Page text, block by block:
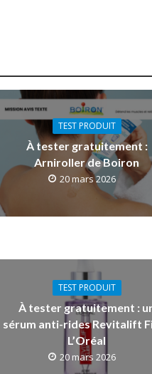
TEST PRODUIT
À tester gratuitement :
Arniroller de Boiron
20 mars 2026
TEST PRODUIT
À tester gratuitement :
sérum anti-rides Revitalift
L’Oréal
20 mars 2026